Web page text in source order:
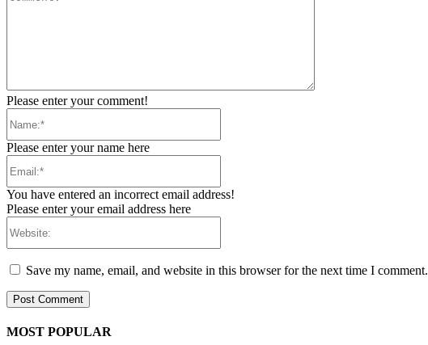
Please enter your comment!
Please enter your name here
You have entered an incorrect email address!
Please enter your email address here
Save my name, email, and website in this browser for the next time I comment.
MOST POPULAR